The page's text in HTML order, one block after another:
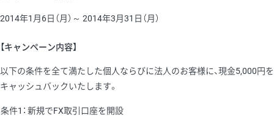
2014年1月6日（月）～ 2014年3月31日（月）
【キャンペーン内容】
以下の条件を全て満たした個人ならびに法人のお客様に、現金5,000円を
キャッシュバックいたします。
条件1： 新規でFX取引口座を開設